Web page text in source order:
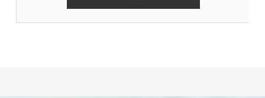
（個人情報の第三者提供）